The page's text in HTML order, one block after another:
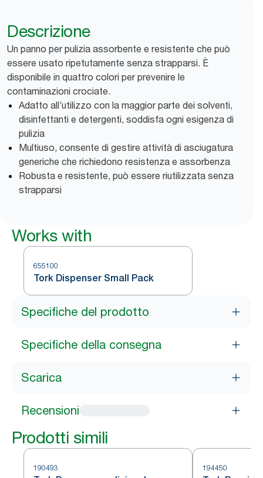
Descrizione
Un panno per pulizia assorbente e resistente che può
essere usato ripetutamente senza strapparsi. È
disponibile in quattro colori per prevenire le
contaminazioni crociate.
Adatto all’utilizzo con la maggior parte dei solventi,
disinfettanti e detergenti, soddisfa ogni esigenza di
pulizia
Multiuso, consente di gestire attività di asciugatura
generiche che richiedono resistenza e assorbenza
Robusta e resistente, può essere riutilizzata senza
strapparsi
Works with
655100
Tork Dispenser Small Pack
Specifiche del prodotto
Specifiche della consegna
Scarica
Recensioni
Prodotti simili
190493 194450